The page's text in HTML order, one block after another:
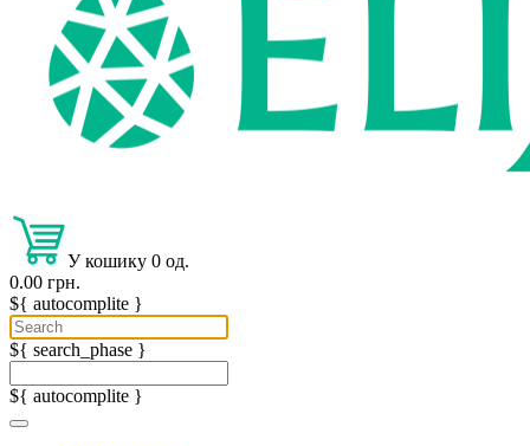
У кошику 0 од.
0.00 грн.
${ autocomplite }
${ search_phase }
${ autocomplite }